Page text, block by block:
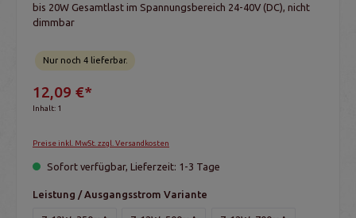
bis 20W Gesamtlast im Spannungsbereich 24-40V (DC), nicht
dimmbar
Nur noch 4 lieferbar.
12,09 €*
Inhalt: 1
Preise inkl. MwSt. zzgl. Versandkosten
Sofort verfügbar, Lieferzeit: 1-3 Tage
Leistung / Ausgangsstrom Variante